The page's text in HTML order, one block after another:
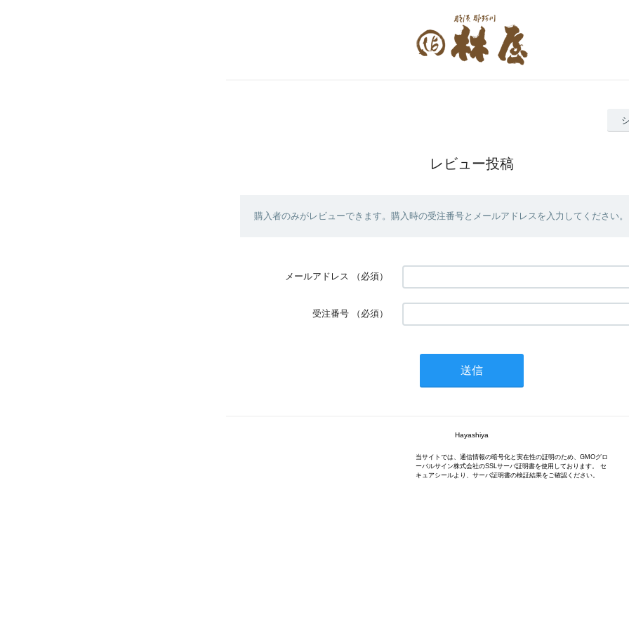
レビュー投稿
購入者のみがレビューできます。購入時の受注番号とメールアドレスを入力してください。
メールアドレス （必須）
受注番号 （必須）
Hayashiya
当サイトでは、通信情報の暗号化と実在性の証明のため、GMOグロ
ーバルサイン株式会社のSSLサーバ証明書を使用しております。 セ
キュアシールより、サーバ証明書の検証結果をご確認ください。